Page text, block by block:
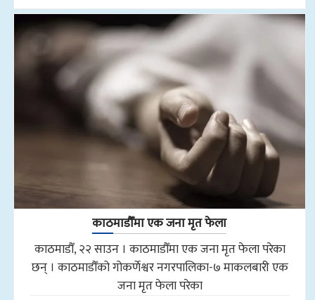
काठमाडौँमा एक जना मृत फेला
काठमाडौँ, २२ साउन । काठमाडौँमा एक जना मृत फेला परेका
छन् । काठमाडौँको गोकर्णेश्वर नगरपालिका-७ माकलबारी एक
जना मृत फेला परेका